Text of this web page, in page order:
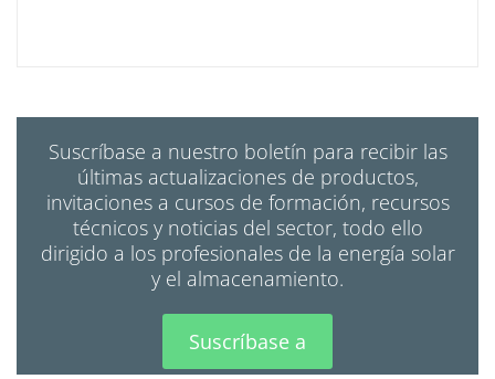
Suscríbase a nuestro boletín para recibir las
últimas actualizaciones de productos,
invitaciones a cursos de formación, recursos
técnicos y noticias del sector, todo ello
dirigido a los profesionales de la energía solar
y el almacenamiento.
Suscríbase a